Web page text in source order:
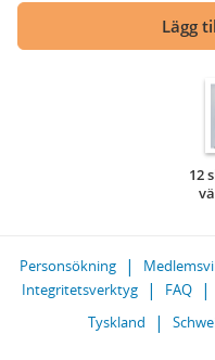
Lägg
12
Personsökning
Integritetsverktyg
FAQ
Tyskland